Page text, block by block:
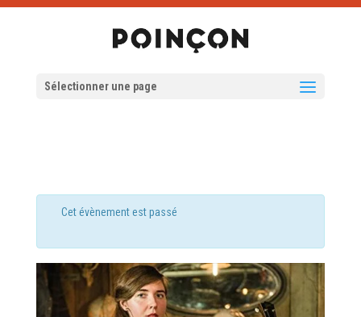
Sélectionner une page
Cet évènement est passé